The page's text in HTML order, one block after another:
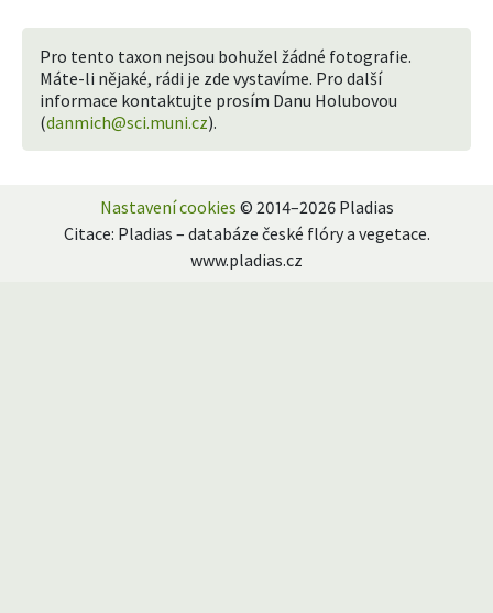
Pro tento taxon nejsou bohužel žádné fotografie.
Máte-li nějaké, rádi je zde vystavíme. Pro další
informace kontaktujte prosím Danu Holubovou
(danmich@sci.muni.cz).
Nastavení cookies © 2014–2026 Pladias
Citace: Pladias – databáze české flóry a vegetace.
www.pladias.cz